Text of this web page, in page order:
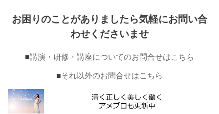
お困りのことがありましたら気軽にお問い合
わせくださいませ
■講演・研修・講座についてのお問合せはこちら
■それ以外のお問合せはこちら